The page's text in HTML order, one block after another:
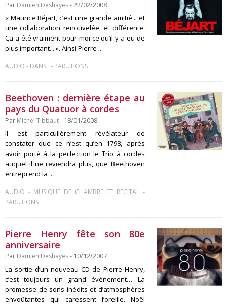
Par Damien Deshayes- 22/02/2008
« Maurice Béjart, c’est une grande amitié... et
une collaboration renouvelée, et différente.
Ça a été vraiment pour moi ce qu’il y a eu de
plus important... ». Ainsi Pierre ...
AUDIO - DANSE- PARUTIONS
Beethoven : dernière étape au
pays du Quatuor à cordes
Par Michel Tibbaut- 18/01/2008
Il est particulièrement révélateur de
constater que ce n’est qu’en 1798, après
avoir porté à la perfection le Trio à cordes
auquel il ne reviendra plus, que Beethoven
entreprend la ...
AUDIO - MUSIQUE DE CHAMBRE ET RÉCITAL-
PARUTIONS
Pierre Henry fête son 80e
anniversaire
Par Damien Deshayes- 10/12/2007
La sortie d’un nouveau CD de Pierre Henry,
c’est toujours un grand événement… La
promesse de sons inédits et d’atmosphères
envoûtantes qui caressent l’oreille. Noël